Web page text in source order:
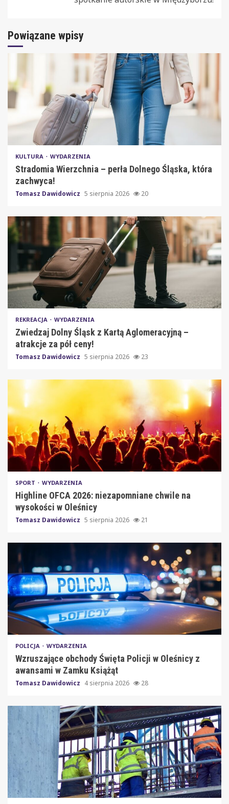
Powiązane wpisy
KULTURA WYDARZENIA
Stradomia Wierzchnia – perła Dolnego Śląska, która
zachwyca!
Tomasz Dawidowicz 5 sierpnia 2026 20
REKREACJA WYDARZENIA
Zwiedzaj Dolny Śląsk z Kartą Aglomeracyjną –
atrakcje za pół ceny!
Tomasz Dawidowicz 5 sierpnia 2026 23
SPORT WYDARZENIA
Highline OFCA 2026: niezapomniane chwile na
wysokości w Oleśnicy
Tomasz Dawidowicz 5 sierpnia 2026 21
POLICJA WYDARZENIA
Wzruszające obchody Święta Policji w Oleśnicy z
awansami w Zamku Książąt
Tomasz Dawidowicz 4 sierpnia 2026 28